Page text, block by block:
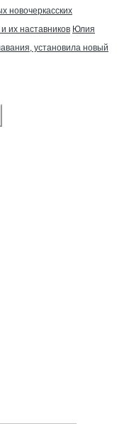
новочеркасских
их наставников Юлия
установила новый